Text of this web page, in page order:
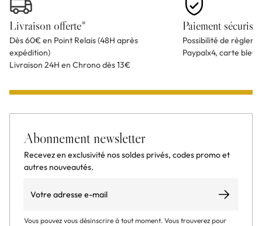
Livraison offerte*
Dès 60€ en Point Relais (48H après
expédition)
Livraison 24H en Chrono dès 13€
Paiement sécurisé
Possibilité de
Paypalx4, carte
Abonnement newsletter
Recevez en exclusivité nos soldes privés, codes promo et
autres nouveautés.
S’abonner
Vous pouvez vous désinscrire à tout moment. Vous trouverez pour